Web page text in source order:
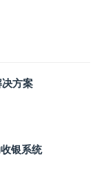
方案
银系统